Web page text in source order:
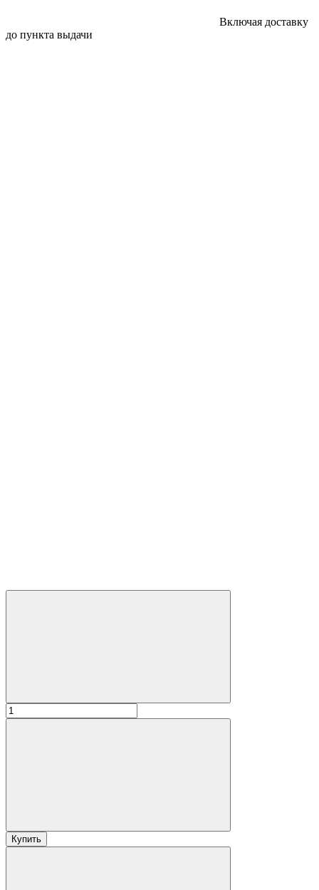
Включая доставку
до пункта выдачи
Купить